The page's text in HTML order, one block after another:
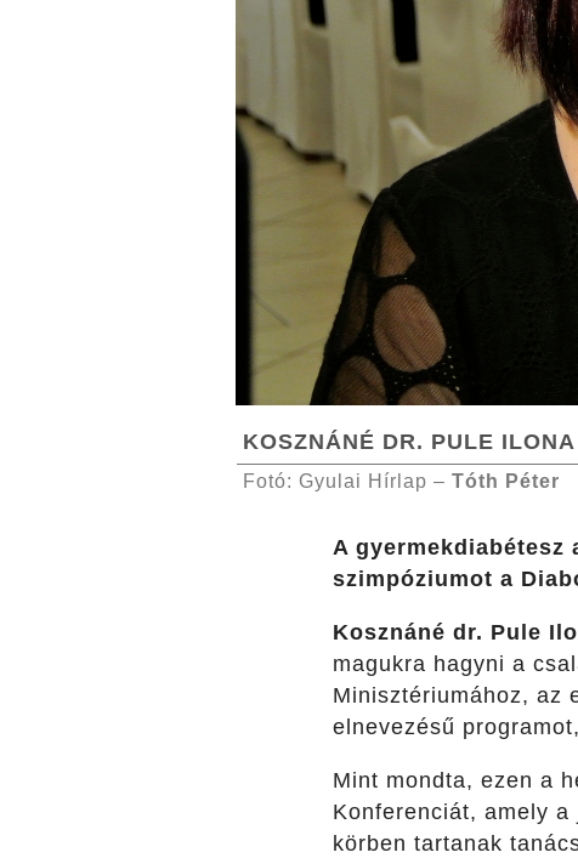
KOSZNÁNÉ DR. PULE ILONA
Fotó: Gyulai Hírlap – Tóth Péter
A
szimpóziumot a
Kosznáné dr. Pule
magukra hagyni a
Minisztériumához, az
elnevezésű
Mint mondta, ezen a
Konferenciát, amely
körben tartanak